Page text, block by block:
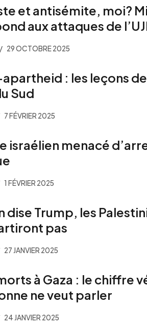
et antisémite, moi?
aux attaques de
29 OCTOBRE 2025
: les leçons de
Sud
7 FÉVRIER 2025
israélien menacé
1 FÉVRIER 2025
dise Trump, les
pas
27 JANVIER 2025
à Gaza : le chiffre
ne veut parler
24 JANVIER 2025